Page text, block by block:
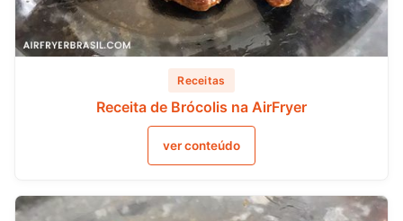
Receitas
Receita de Brócolis na AirFryer
ver conteúdo